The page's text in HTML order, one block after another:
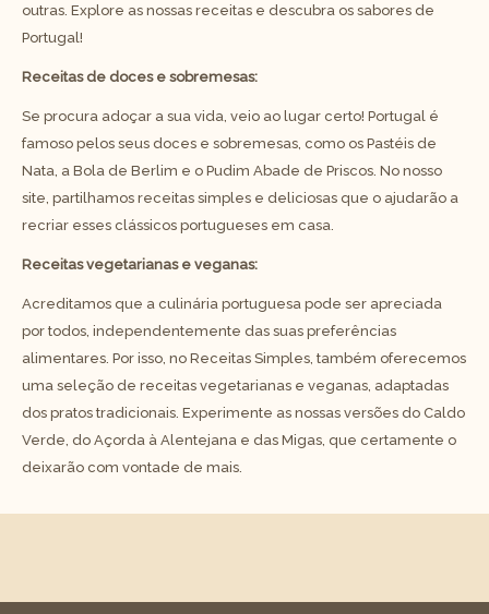
outras. Explore as nossas receitas e descubra os sabores de
Portugal!
Receitas de doces e sobremesas:
Se procura adoçar a sua vida, veio ao lugar certo! Portugal é
famoso pelos seus doces e sobremesas, como os Pastéis de
Nata, a Bola de Berlim e o Pudim Abade de Priscos. No nosso
site, partilhamos receitas simples e deliciosas que o ajudarão a
recriar esses clássicos portugueses em casa.
Receitas vegetarianas e veganas:
Acreditamos que a culinária portuguesa pode ser apreciada
por todos, independentemente das suas preferências
alimentares. Por isso, no Receitas Simples, também oferecemos
uma seleção de receitas vegetarianas e veganas, adaptadas
dos pratos tradicionais. Experimente as nossas versões do Caldo
Verde, do Açorda à Alentejana e das Migas, que certamente o
deixarão com vontade de mais.